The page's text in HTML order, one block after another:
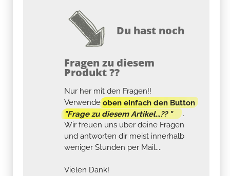
Du hast noch
Fragen zu diesem
Produkt ??
Nur her mit den Fragen!!
Verwendeoben einfach den Button
"Frage zu diesem Artikel...?? "
.
Wir freuen uns über deine Fragen
und antworten dir meist innerhalb
weniger Stunden per Mail....
Vielen Dank!